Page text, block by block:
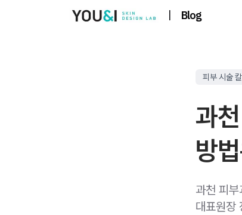
| Blog
피부 시술
과
방
과천 피
대표원장